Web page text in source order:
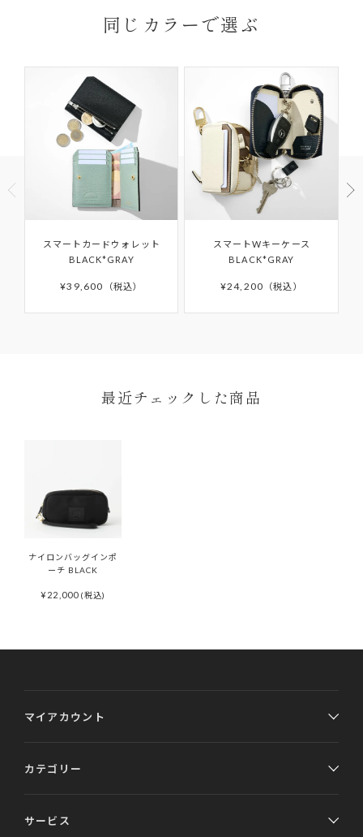
予めご了承ください。発送完了メール後、5日以上たっても
せください。
ONDA COLLECTIONバッグのみ一時的に佐川急便より配
ざいますので、予めご了承ください。
【返品・交換の対象にならない商品】
商品到着以後8日以上経過している
ご使用済の商品
セール・福袋・アウトレット商品
商品パッケージ（ケース・袋）下げ札（商品タ
グ・値札）・付属品・保証書のいずれかを紛失し
お客様の手元で傷・破損・汚損、香水・たばこ等
は、ご購入ページの備考欄に「納品書を希望しな
し、以下の場合は無償修理の対象外となります。
ご使用により生じる摩擦、傷、褪色、水濡れ、汚れ
及び通常想定している容量を超える収納により生じた不具
合や故障
他社での修理履歴があるもの
製品購入時に付属されている「GUARANTEE
CARD（ギャランティカード）」を必ず保管くださ
いますようお願いいたします。
の修理や、その他詳細につきましては「AFTER
同じカラーで選ぶ
スマートカードウォレット
BLACK*GRAY
¥39,600 税込
スマートWキーケース
BLACK*GRAY
¥24,200 税込
最近チェックした商品
ナイロンバッグインポ
ーチ BLACK
¥22,000 (税込)
マイアカウント
カテゴリー
サービス